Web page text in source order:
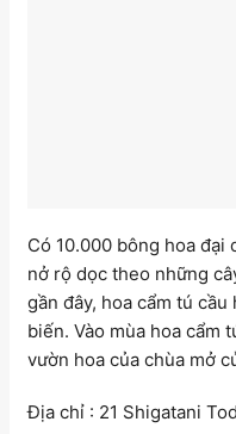
Có 10.000 bông hoa đại
nở rộ dọc theo những
gần đây, hoa cẩm tú
biến. Vào mùa hoa cẩm
vườn hoa của chùa mở
Địa chỉ : 21 Shigatani